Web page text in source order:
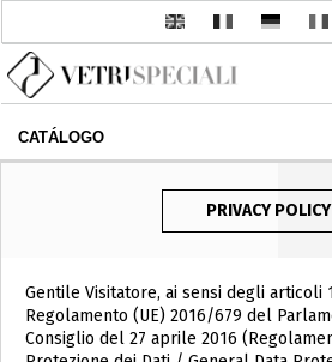
PRIVACY POLICY
CATÁLOGO
Gentile Visitatore, ai sensi degli articoli
Regolamento (UE) 2016/679 del
Consiglio del 27 aprile 2016